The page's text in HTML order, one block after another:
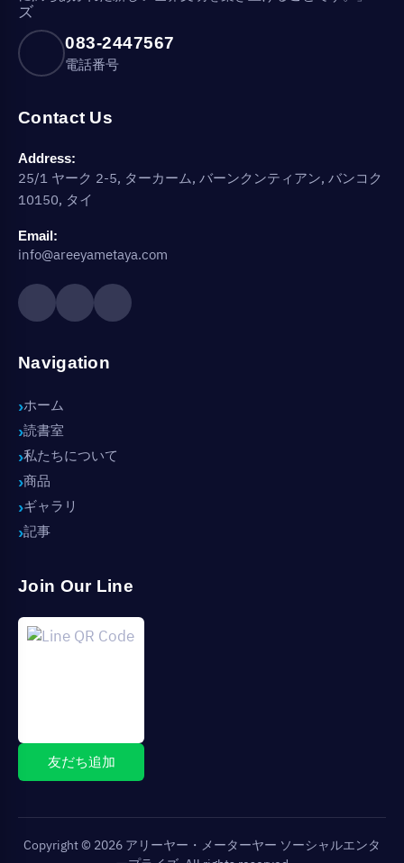
083-2447567
電話番号
Contact Us
Address:
25/1 ヤーク 2-5, ターカーム, バーンクンティアン, バンコク
10150, タイ
Email:
info@areeyametaya.com
Navigation
ホーム
読書室
私たちについて
商品
ギャラリ
記事
Join Our Line
友だち追加
Copyright © 2026 アリーヤー・メーターヤー ソーシャルエンタ